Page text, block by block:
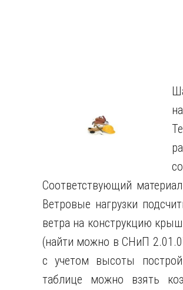
Соответствующий
Ветровые нагрузки
ветра на конструкцию
(найти можно в СНиП
с учетом высоты
таблице можно взять